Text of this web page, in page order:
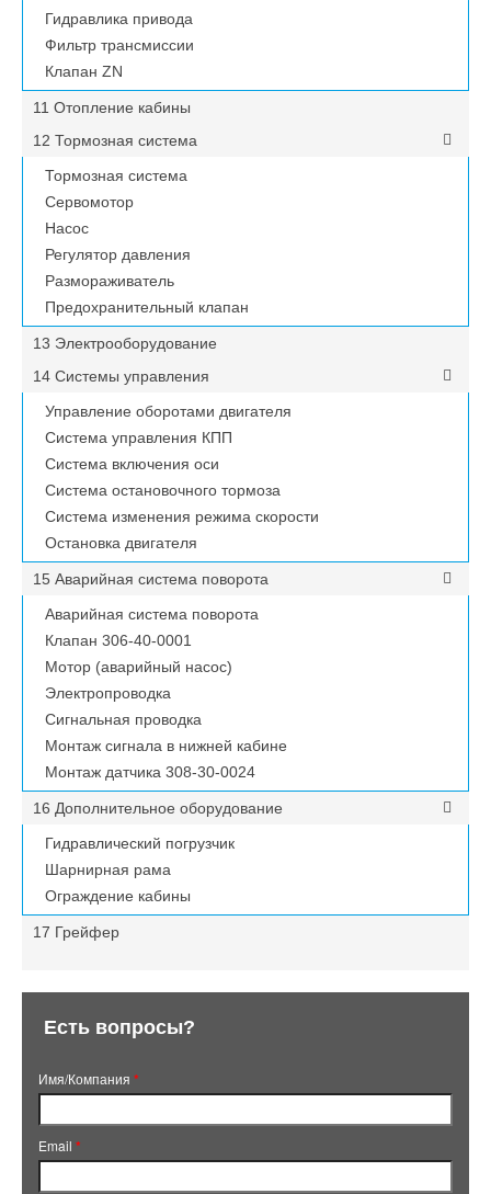
Гидравлика привода
Фильтр трансмиссии
Клапан ZN
11 Отопление кабины
12 Тормозная система
Тормозная система
Сервомотор
Насос
Регулятор давления
Размораживатель
Предохранительный клапан
13 Электрооборудование
14 Системы управления
Управление оборотами двигателя
Система управления КПП
Система включения оси
Система остановочного тормоза
Система изменения режима скорости
Остановка двигателя
15 Аварийная система поворота
Аварийная система поворота
Клапан 306-40-0001
Мотор (аварийный насос)
Электропроводка
Сигнальная проводка
Монтаж сигнала в нижней кабине
Монтаж датчика 308-30-0024
16 Дополнительное оборудование
Гидравлический погрузчик
Шарнирная рама
Ограждение кабины
17 Грейфер
Есть вопросы?
Имя/Компания *
Email *